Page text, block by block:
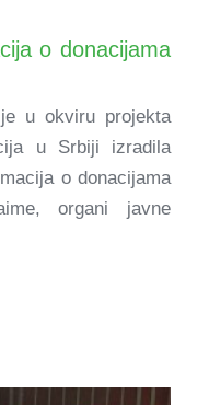
o donacijama
u okviru projekta
u Srbiji izradila
o donacijama
organi javne